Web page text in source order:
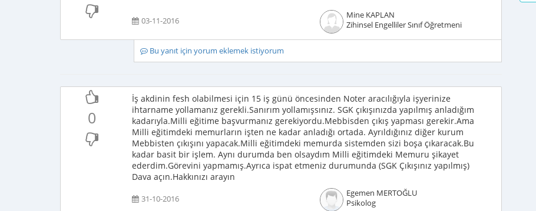
03-11-2016
Mine KAPLAN
Zihinsel Engelliler Sınıf Öğretmeni
Bu yanıt için yorum eklemek istiyorum
0
İş akdinin fesh olabilmesi için 15 iş günü öncesinden Noter aracılığıyla işyerinize
ihtarname yollamanız gerekli.Sanırım yollamışsınız. SGK çıkışınızda yapılmış anladığım
kadarıyla.Milli eğitime başvurmanız gerekiyordu.Mebbisden çıkış yapması gerekir.Ama
Milli eğitimdeki memurların işten ne kadar anladığı ortada. Ayrıldığınız diğer kurum
Mebbisten çıkışını yapacak.Milli eğitimdeki memurda sistemden sizi boşa çıkaracak.Bu
kadar basit bir işlem. Aynı durumda ben olsaydım Milli eğitimdeki Memuru şikayet
ederdim.Görevini yapmamış.Ayrıca ispat etmeniz durumunda (SGK Çıkışınız yapılmış)
Dava açın.Hakkınızı arayın
31-10-2016
Egemen MERTOĞLU
Psikolog